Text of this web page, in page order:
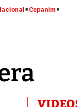
Cepanim